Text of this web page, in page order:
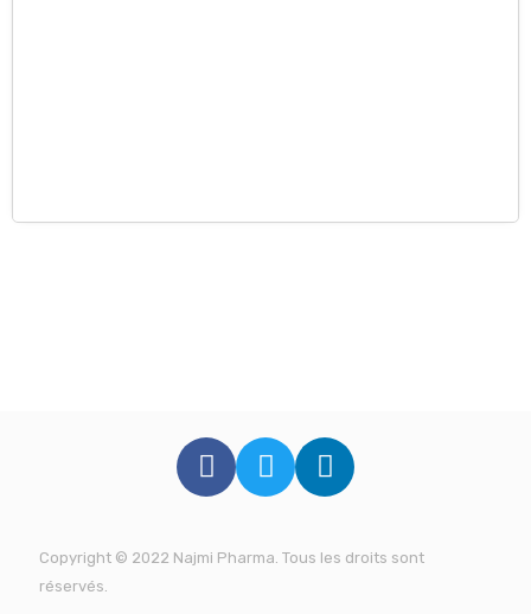
Copyright © 2022 Najmi Pharma . Tous les droits sont
réservés.